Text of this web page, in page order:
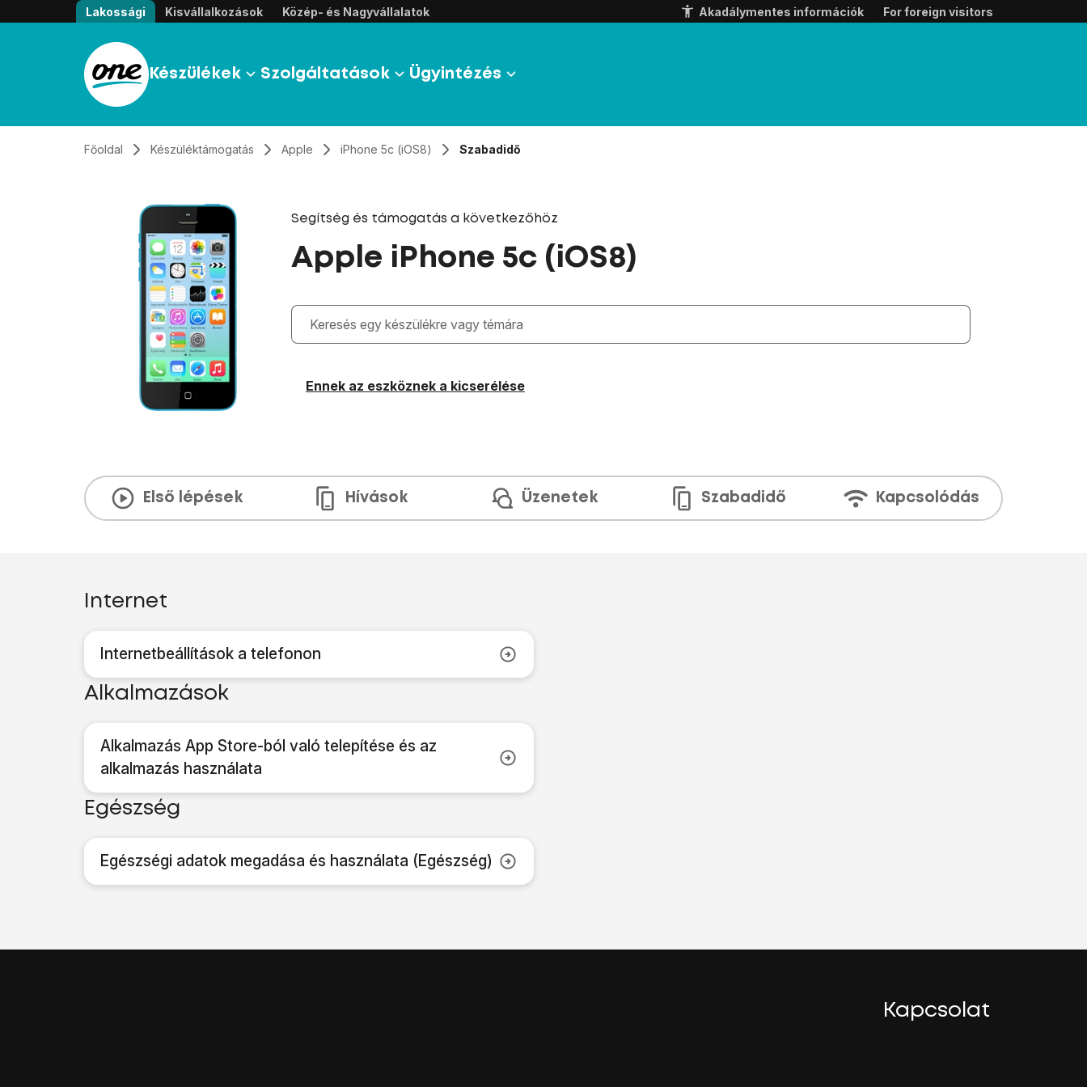
Átugrás, tovább a tartalomhoz
Lakossági Kisvállalkozások Közép- és Nagyvállalatok Akadálymentes információk For foreign visitors
Készülékek Szolgáltatások Ügyintézés
Főoldal Készüléktámogatás Apple iPhone 5c (iOS8) Szabadidő
Segítség és támogatás a következőhöz
Apple iPhone 5c (iOS8)
Gépelés közben megjelennek a keresési javaslatok a mező alatt
Ennek az eszköznek a kicserélése
Első lépések Hívások Üzenetek Szabadidő Kapcsolódás
Internet
Internetbeállítások a telefonon
Alkalmazások
Alkalmazás App Store-ból való telepítése és az
alkalmazás használata
Egészség
Egészségi adatok megadása és használata (Egészség)
Kapcsolat